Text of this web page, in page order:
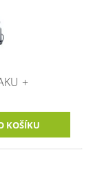
+